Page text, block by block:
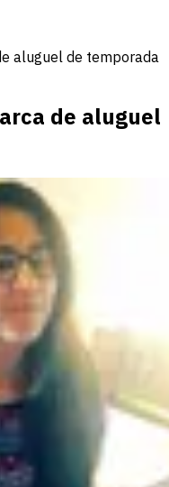
aluguel de temporada
de aluguel